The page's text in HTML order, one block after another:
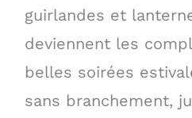
guirlandes et
deviennent les
belles soirées
sans branchement,